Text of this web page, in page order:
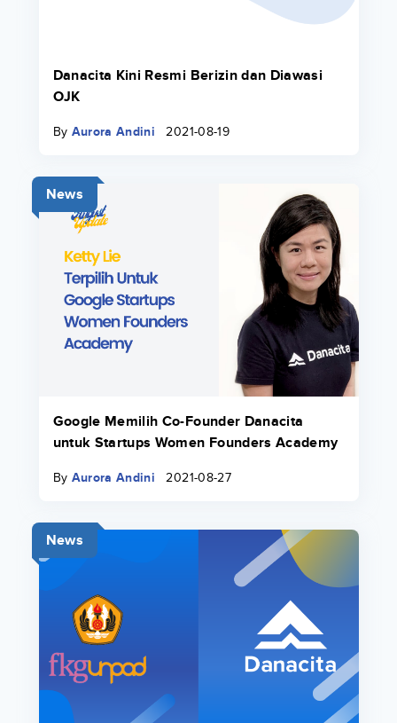
Danacita Kini Resmi Berizin dan Diawasi
OJK
By Aurora Andini 2021-08-19
News
Google Memilih Co-Founder Danacita
untuk Startups Women Founders Academy
By Aurora Andini 2021-08-27
News